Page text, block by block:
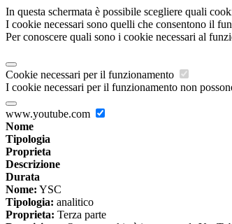
In questa schermata è possibile scegliere quali
I cookie necessari sono quelli che consentono il
Per conoscere quali sono i cookie necessari al
Cookie necessari per il funzionamento
I cookie necessari per il funzionamento non
www.youtube.com
Nome
Tipologia
Proprieta
Descrizione
Durata
Nome: YSC
Tipologia: analitico
Proprieta: Terza parte